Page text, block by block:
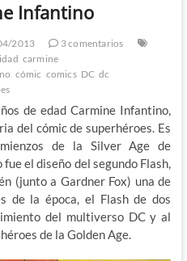
Infantino
2013
3 comentarios
carmine
cómic comics DC dc
de edad Carmine Infantino,
del cómic de superhéroes. Es
de la Silver Age de
el diseño del segundo Flash,
(junto a Gardner Fox) una de
de la época, el Flash de dos
del multiverso DC y al
de la Golden Age.